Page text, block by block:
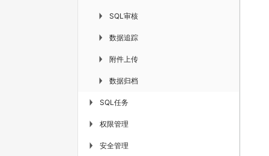
▶ SQL审核
▶ 数据追踪
▶ 附件上传
▶ 数据归档
▶ SQL任务
▶ 权限管理
▶ 安全管理